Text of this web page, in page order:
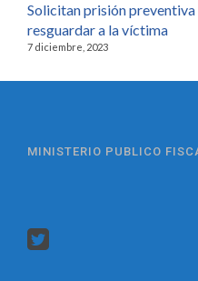
Solicitan prisión preventiva
resguardar a la víctima
7 diciembre, 2023
MINISTERIO PUBLICO